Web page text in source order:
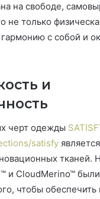
на свободе,
не только
гармонию с собой и
и
черт одежды
satisfy является
тканей.
и CloudMerino™
чтобы